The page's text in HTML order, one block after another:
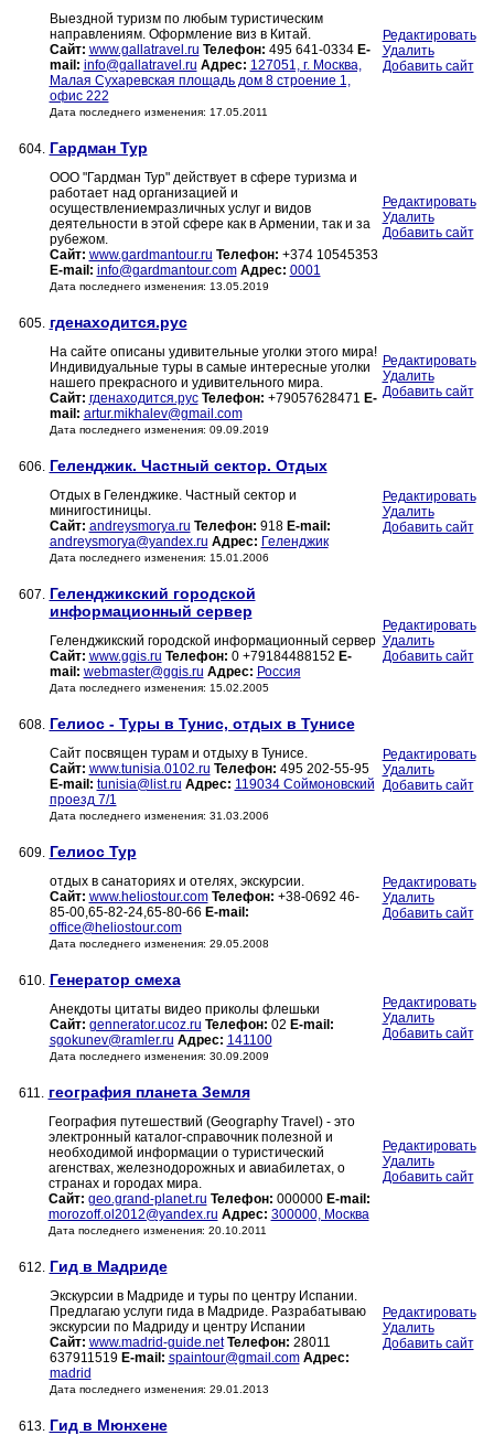
Выездной туризм по любым туристическим
направлениям. Оформление виз в Китай.
Сайт: www.gallatravel.ru Телефон: 495 641-0334 E-
mail: info@gallatravel.ru Адрес: 127051, г. Москва,
Малая Сухаревская площадь дом 8 строение 1,
офис 222
Дата последнего изменения: 17.05.2011
Редактировать
Удалить
Добавить сайт
604. Гардман Тур
ООО "Гардман Тур" действует в сфере туризма и
работает над организацией и
осуществлениемразличных услуг и видов
деятельности в этой сфере как в Армении, так и за
рубежом.
Сайт: www.gardmantour.ru Телефон: +374 10545353
E-mail: info@gardmantour.com Адрес: 0001
Дата последнего изменения: 13.05.2019
Редактировать
Удалить
Добавить сайт
605. гденаходится.рус
На сайте описаны удивительные уголки этого мира!
Индивидуальные туры в самые интересные уголки
нашего прекрасного и удивительного мира.
Сайт: гденаходится.рус Телефон: +79057628471 E-
mail: artur.mikhalev@gmail.com
Дата последнего изменения: 09.09.2019
Редактировать
Удалить
Добавить сайт
606. Геленджик. Частный сектор. Отдых
Отдых в Геленджике. Частный сектор и
минигостиницы.
Сайт: andreysmorya.ru Телефон: 918 E-mail:
andreysmorya@yandex.ru Адрес: Геленджик
Дата последнего изменения: 15.01.2006
Редактировать
Удалить
Добавить сайт
607. Геленджикский городской
информационный сервер
Геленджикский городской информационный сервер
Сайт: www.ggis.ru Телефон: 0 +79184488152 E-
mail: webmaster@ggis.ru Адрес: Россия
Дата последнего изменения: 15.02.2005
Редактировать
Удалить
Добавить сайт
608. Гелиос - Туры в Тунис, отдых в Тунисе
Сайт посвящен турам и отдыху в Тунисе.
Сайт: www.tunisia.0102.ru Телефон: 495 202-55-95
E-mail: tunisia@list.ru Адрес: 119034 Соймоновский
проезд 7/1
Дата последнего изменения: 31.03.2006
Редактировать
Удалить
Добавить сайт
609. Гелиос Тур
отдых в санаториях и отелях, экскурсии.
Сайт: www.heliostour.com Телефон: +38-0692 46-
85-00,65-82-24,65-80-66 E-mail:
office@heliostour.com
Дата последнего изменения: 29.05.2008
Редактировать
Удалить
Добавить сайт
610. Генератор смеха
Анекдоты цитаты видео приколы флешьки
Сайт: gennerator.ucoz.ru Телефон: 02 E-mail:
sgokunev@ramler.ru Адрес: 141100
Дата последнего изменения: 30.09.2009
Редактировать
Удалить
Добавить сайт
611. география планета Земля
География путешествий (Geography Travel) - это
электронный каталог-справочник полезной и
необходимой информации о туристический
агенствах, железнодорожных и авиабилетах, о
странах и городах мира.
Сайт: geo.grand-planet.ru Телефон: 000000 E-mail:
morozoff.ol2012@yandex.ru Адрес: 300000, Москва
Дата последнего изменения: 20.10.2011
Редактировать
Удалить
Добавить сайт
612. Гид в Мадриде
Экскурсии в Мадриде и туры по центру Испании.
Предлагаю услуги гида в Мадриде. Разрабатываю
экскурсии по Мадриду и центру Испании
Сайт: www.madrid-guide.net Телефон: 28011
637911519 E-mail: spaintour@gmail.com Адрес:
madrid
Дата последнего изменения: 29.01.2013
Редактировать
Удалить
Добавить сайт
613. Гид в Мюнхене